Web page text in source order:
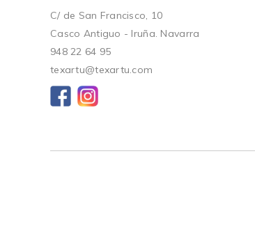
C/ de San Francisco, 10
Casco Antiguo - Iruña. Navarra
948 22 64 95
texartu@texartu.com